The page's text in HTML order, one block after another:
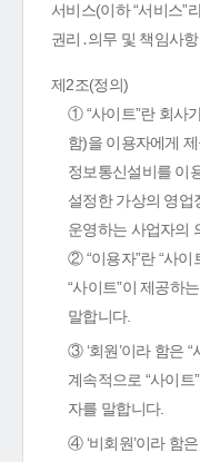
서비스(이하 “서비스”
권리․의무 및 책임사
제2조(정의)
① “사이트”란 회사
함)을 이용자에게
정보통신설비를 이
설정한 가상의 영업
운영하는 사업자의
② “이용자”란 “사이
“사이트”이 제공하
말합니다.
③ ‘회원’이라 함은 “
계속적으로 “사이
자를 말합니다.
④ ‘비회원’이라 함